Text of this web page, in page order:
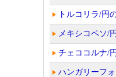
トルコリラ/円
メキシコペソ/
チェココルナ/
ハンガリーフ